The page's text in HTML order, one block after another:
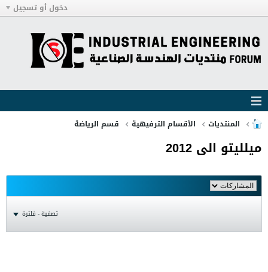
دخول أو تسجيل
المنتديات الأقسام الترفيهية قسم الرياضة
ميلليتو الى 2012
تصفية - فلترة